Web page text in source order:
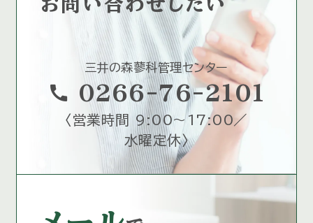
お問い合わせしたい
三井の森蓼科管理センター
call 0266-76-2101
〈 営業時間 9:00～17:00／
水曜定休〉